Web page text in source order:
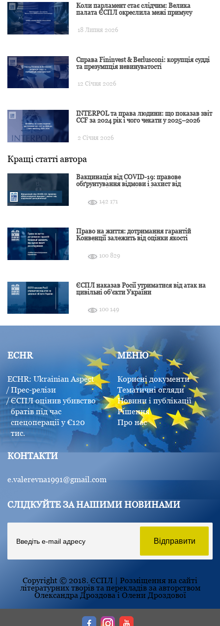
Коли парламент стає слідчим: Велика
палата ЄСПЛ окреслила межі примусу
18 Липня 2026
Справа Fininvest & Berlusconi: корупція судді
та презумпція невинуватості
12 Січня 2026
INTERPOL та права людини: що показав звіт
CCF за 2024 рік і чого чекати у 2025–2026
2 Січня 2026
Кращі статті автора
Вакцинація від COVID-19: правове
обґрунтування відмови і захист від
142 171
Право на життя: дотримання гарантій
Конвенції залежить від оцінки якості
100 829
ЄСПЛ наказав Росії утриматися від атак на
цивільні об’єкти України
100 149
ECHR
ECHR: Ukrainian Aspect
Прес-релізи
ЄСПЛ оцінив убивство
братів під час
спецоперації у €120
тис.
МЕНЮ
Корисні документи
Тематичні огляди
Новини і публікації
Рішення
Про нас
КОНТАКТИ
e.valerevna1991@gmail.com
СЛІДКУЙТЕ ЗА НАШИМИ НОВИНАМИ
Copyright © 2018. ЄСПЛ | Розміщення на сайті
літературних творів та перекладів за авторством
Олександра Дроздова і Олени Дроздової